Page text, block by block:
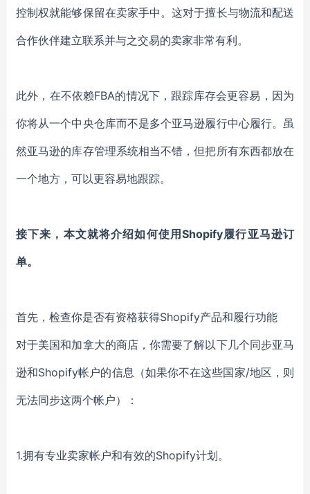
控制权就能够保留在卖家手中。这对于擅长与物流和配送
合作伙伴建立联系并与之交易的卖家非常有利。
此外，在不依赖FBA的情况下，跟踪库存会更容易，因为
你将从一个中央仓库而不是多个亚马逊履行中心履行。虽
然亚马逊的库存管理系统相当不错，但把所有东西都放在
一个地方，可以更容易地跟踪。
接下来，本文就将介绍如何使用Shopify履行亚马逊订
单。
首先，检查你是否有资格获得Shopify产品和履行功能
对于美国和加拿大的商店，你需要了解以下几个同步亚马
逊和Shopify帐户的信息（如果你不在这些国家/地区，则
无法同步这两个帐户）：
1.拥有专业卖家帐户和有效的Shopify计划。